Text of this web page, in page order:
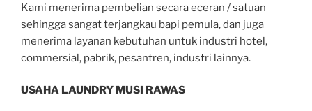
Kami menerima pembelian secara eceran / satuan
sehingga sangat terjangkau bapi pemula, dan juga
menerima layanan kebutuhan untuk industri hotel,
commersial, pabrik, pesantren, industri lainnya.
USAHA LAUNDRY MUSI RAWAS